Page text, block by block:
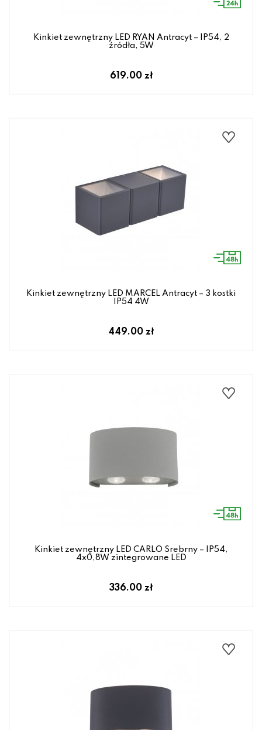
Kinkiet zewnętrzny LED RYAN Antracyt – IP54, 2
źródła, 5W
619.00 zł
Kinkiet zewnętrzny LED MARCEL Antracyt – 3 kostki
IP54 4W
449.00 zł
Kinkiet zewnętrzny LED CARLO Srebrny – IP54,
4x0,8W zintegrowane LED
336.00 zł